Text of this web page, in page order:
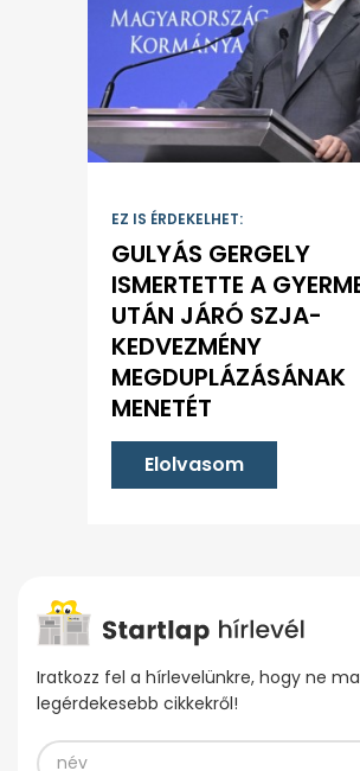
EZ IS ÉRDEKELHET:
GULYÁS GERGELY
ISMERTETTE A
UTÁN JÁRÓ SZJA-
KEDVEZMÉNY
MEGDUPLÁZÁSÁNAK
MENETÉT
Elolvasom
Iratkozz fel a hírlevelünkre, hogy ne
legérdekesebb cikkekről!